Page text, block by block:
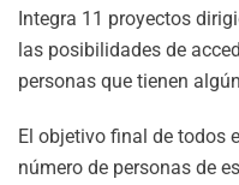
Integra 11 proyectos
las posibilidades de
personas que tienen
El objetivo final de todos
número de personas de